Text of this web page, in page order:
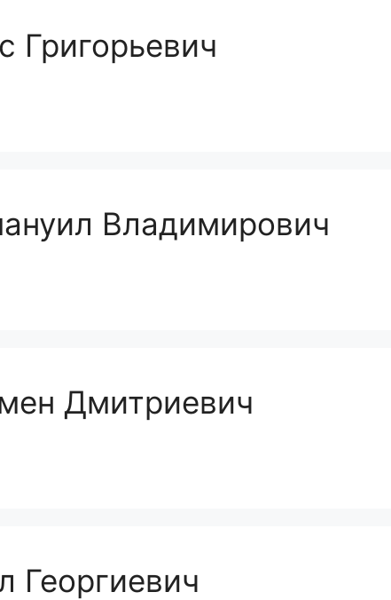
Григорьевич
Владимирович
Дмитриевич
Георгиевич